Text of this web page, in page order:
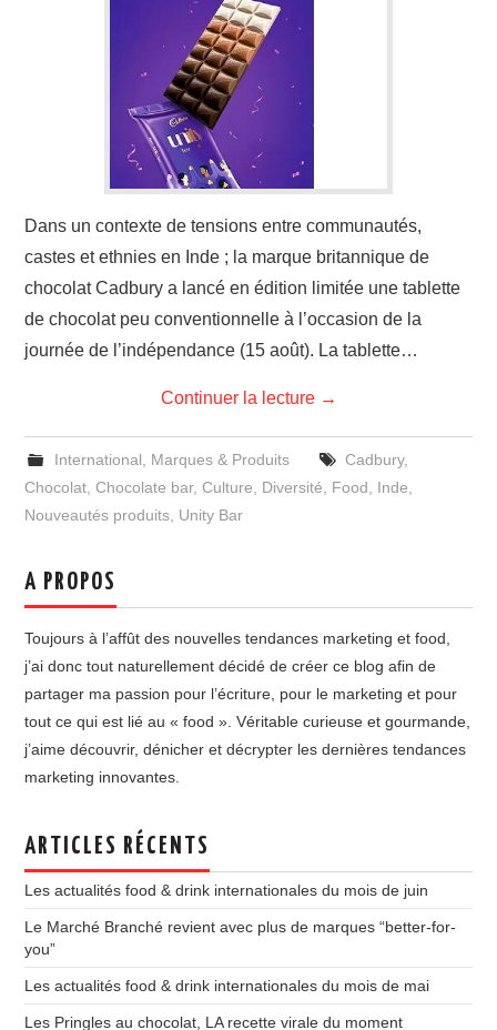
Dans un contexte de tensions entre communautés,
castes et ethnies en Inde ; la marque britannique de
chocolat Cadbury a lancé en édition limitée une tablette
de chocolat peu conventionnelle à l’occasion de la
journée de l’indépendance (15 août). La tablette…
Continuer la lecture →
International Marques & Produits Cadbury,
Chocolat ,Chocolate bar,Culture Diversité Food Inde
Nouveautés produits Unity Bar
A PROPOS
Toujours à l’affût des nouvelles tendances marketing et food,
j’ai donc tout naturellement décidé de créer ce blog afin de
partager ma passion pour l’écriture, pour le marketing et pour
tout ce qui est lié au « food ». Véritable curieuse et gourmande,
j’aime découvrir, dénicher et décrypter les dernières tendances
marketing innovantes.
ARTICLES RÉCENTS
Les actualités food & drink internationales du mois de juin
Le Marché Branché revient avec plus de marques “better-for-
you”
Les actualités food & drink internationales du mois de mai
Les Pringles au chocolat, LA recette virale du moment